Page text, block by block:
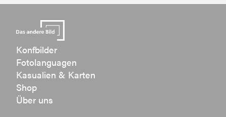
Konfbilder
Fotolanguagen
Kasualien & Karten
Shop
Über uns